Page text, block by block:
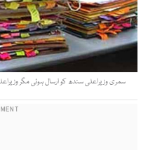
سمری وزیراعلی سندھ کو ارسال ہوئی مگر